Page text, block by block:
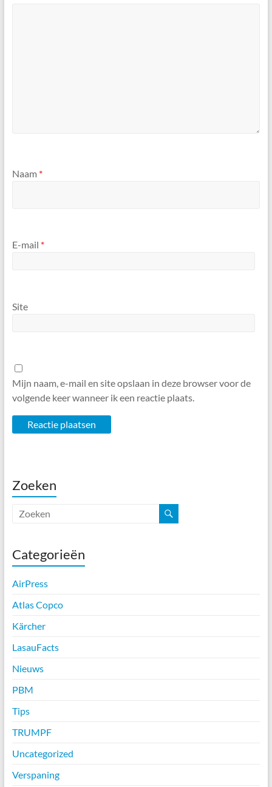
Naam *
E-mail *
Site
Mijn naam, e-mail en site opslaan in deze browser voor de
volgende keer wanneer ik een reactie plaats.
Zoeken
Categorieën
AirPress
Atlas Copco
Kärcher
LasauFacts
Nieuws
PBM
Tips
TRUMPF
Uncategorized
Verspaning